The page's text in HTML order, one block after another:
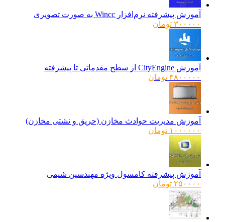
آموزش پیشرفته نرم‌افزار Wincc به صورت تصویری
۳۰۰۰۰۰ تومان
آموزش CityEngine از سطح مقدماتی تا پیشرفته
۳۸۰۰۰۰۰ تومان
آموزش مدیریت حوادث مخازن (حریق و نشتی مخازن)
۱۰۰۰۰۰۰ تومان
آموزش پیشرفته کامسول ویژه مهندسین شیمی
۲۵۰۰۰۰ تومان